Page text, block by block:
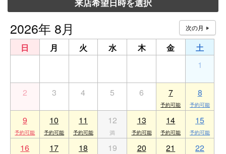
来店希望日時を選択
2026年 8月
日 月 火 水 木 金
土
1
2 3 4 5 6 7 8
9 10 11 12 13 14 15
16 17 18 19 20 21 22